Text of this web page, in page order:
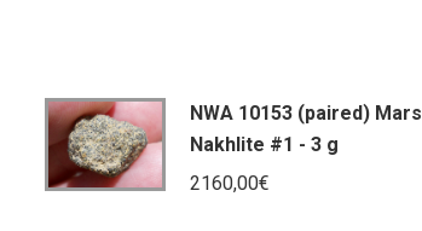
NWA 10153 (paired) Mars
Nakhlite #1 - 3 g
2160,00€